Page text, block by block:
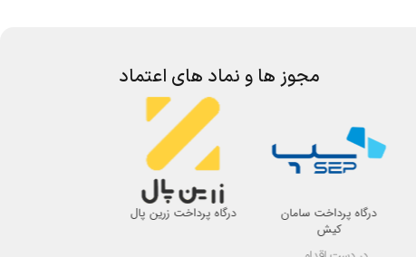
مجوز ها و نماد های اعتماد
درگاه پرداخت سامان
کیش
درگاه پرداخت زرین پال